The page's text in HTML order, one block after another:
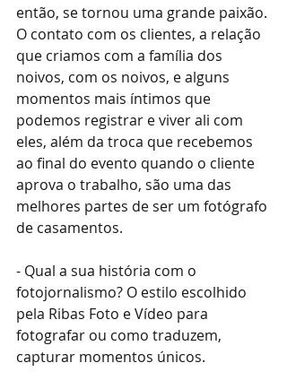
então, se tornou uma grande paixão.
O contato com os clientes, a relação
que criamos com a família dos
noivos, com os noivos, e alguns
momentos mais íntimos que
podemos registrar e viver ali com
eles, além da troca que recebemos
ao final do evento quando o cliente
aprova o trabalho, são uma das
melhores partes de ser um fotógrafo
de casamentos.
- Qual a sua história com o
fotojornalismo? O estilo escolhido
pela Ribas Foto e Vídeo para
fotografar ou como traduzem,
capturar momentos únicos.